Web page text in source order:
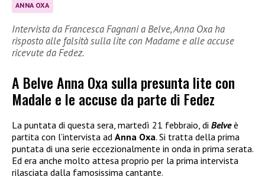
ANNA OXA
Intervista da Francesca Fagnani a Belve, Anna Oxa ha
risposto alle falsità sulla lite con Madame e alle accuse
ricevute da Fedez.
A Belve Anna Oxa sulla presunta lite con
Madale e le accuse da parte di Fedez
La puntata di questa sera, martedì 21 febbraio, di Belveè
partita con l’intervista ad Anna Oxa. Si tratta della prima
puntata di una serie eccezionalmente in onda in prima serata.
Ed era anche molto attesa proprio per la prima intervista
rilasciata dalla famosissima cantante.